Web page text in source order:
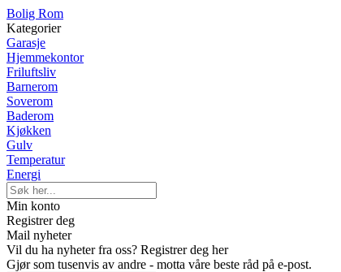
Bolig Rom
Kategorier
Garasje
Hjemmekontor
Friluftsliv
Barnerom
Soverom
Baderom
Kjøkken
Gulv
Temperatur
Energi
Min konto
Registrer deg
Mail nyheter
Vil du ha nyheter fra oss? Registrer deg her
Gjør som tusenvis av andre - motta våre beste råd på e-post.